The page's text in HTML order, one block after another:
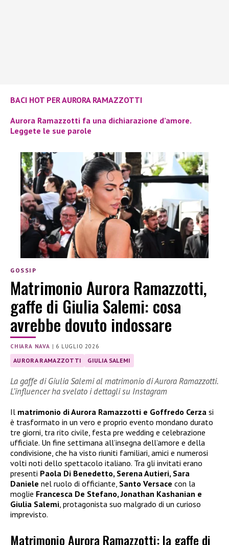
BACI HOT PER AURORA RAMAZZOTTI
Aurora Ramazzotti fa una dichiarazione d’amore.
Leggete le sue parole
GOSSIP
Matrimonio Aurora Ramazzotti,
gaffe di Giulia Salemi: cosa
avrebbe dovuto indossare
CHIARA NAVA | 6 LUGLIO 2026
AURORA RAMAZZOTTI GIULIA SALEMI
La gaffe di Giulia Salemi al matrimonio di Aurora Ramazzotti.
L’influencer ha svelato i dettagli su Instagram
Il matrimonio di Aurora Ramazzotti e Goffredo Cerza si
è trasformato in un vero e proprio evento mondano durato
tre giorni, tra rito civile, festa pre wedding e celebrazione
ufficiale. Un fine settimana all’insegna dell’amore e della
condivisione, che ha visto riuniti familiari, amici e numerosi
volti noti dello spettacolo italiano. Tra gli invitati erano
presenti Paola Di Benedetto, Serena Autieri, Sara
Daniele nel ruolo di officiante, Santo Versace con la
moglie Francesca De Stefano, Jonathan Kashanian e
Giulia Salemi, protagonista suo malgrado di un curioso
imprevisto.
Matrimonio Aurora Ramazzotti: la gaffe di